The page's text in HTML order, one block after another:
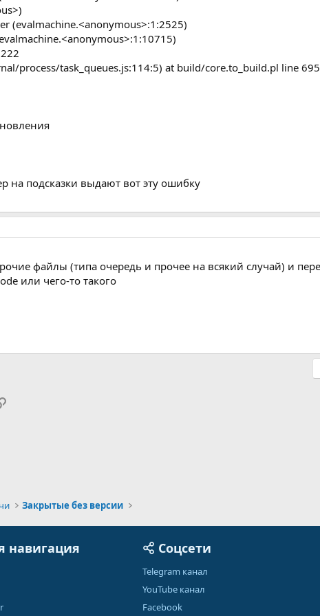
(evalmachine.<anonymous>:1:2525)
process/task_queues.js:114:5) at build/core.to_build.pl line
на подсказки выдают вот эту ошибку
файлы (типа очередь и прочее на всякий случай) и
или чего-то такого
почта
Ссылка
Закрытые без версии
навигация Соцсети
Telegram канал
YouTube канал
Facebook